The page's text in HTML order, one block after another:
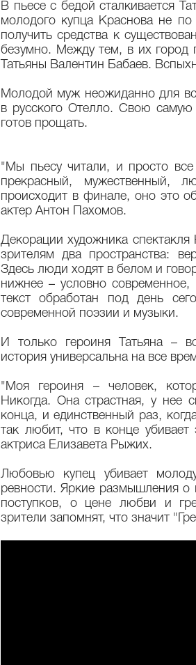
В пьесе с бедой сталкивается
молодого купца Краснова не
получить средства к
безумно. Между тем, в их
Татьяны Валентин Бабаев.
Молодой муж неожиданно для
в русского Отелло. Свою
готов прощать.
"Мы пьесу читали, и просто
прекрасный, мужественный,
происходит в финале, оно это
актер Антон Пахомов.
Декорации художника
зрителям два пространства:
Здесь люди ходят в белом и
нижнее – условно
текст обработан под день
современной поэзии и музыки.
И только героиня Татьяна –
история универсальна на все
"Моя героиня – человек,
Никогда. Она страстная, у нее
конца, и единственный раз,
так любит, что в конце
актриса Елизавета Рыжих.
Любовью купец убивает
ревности. Яркие размышления о
поступков, о цене любви и
зрители запомнят, что значит